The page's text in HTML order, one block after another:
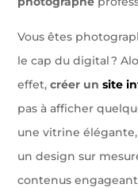
Vous êtes
le cap du digital ?
effet,créer unsite
pas à afficher
une vitrine
un design sur
contenus